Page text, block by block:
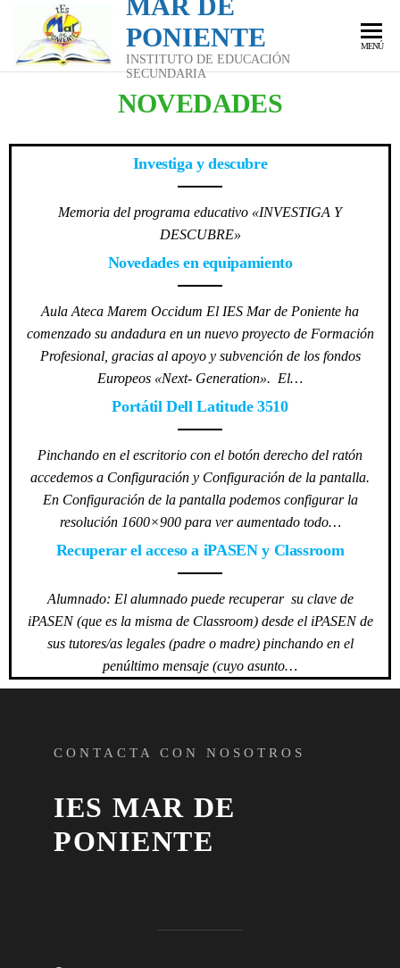
PONIENTE
INSTITUTO DE EDUCACIÓN
SECUNDARIA
MENÚ
NOVEDADES
Investiga y descubre
Memoria del programa educativo «INVESTIGA Y
DESCUBRE»
Novedades en equipamiento
Aula Ateca Marem Occidum El IES Mar de Poniente ha
comenzado su andadura en un nuevo proyecto de Formación
Profesional, gracias al apoyo y subvención de los fondos
Europeos «Next- Generation». El…
Portátil Dell Latitude 3510
Pinchando en el escritorio con el botón derecho del ratón
accedemos a Configuración y Configuración de la pantalla.
En Configuración de la pantalla podemos configurar la
resolución 1600×900 para ver aumentado todo…
Recuperar el acceso a iPASEN y Classroom
Alumnado: El alumnado puede recuperar su clave de
iPASEN (que es la misma de Classroom) desde el iPASEN de
sus tutores/as legales (padre o madre) pinchando en el
penúltimo mensaje (cuyo asunto…
CONTACTA CON NOSOTROS
IES MAR DE
PONIENTE